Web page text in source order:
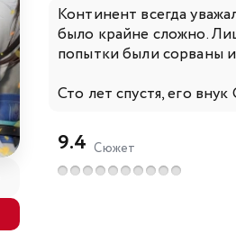
Континент всегда
было крайне сложно.
попытки были сорваны
Сто лет спустя, его
9.4 Сюжет